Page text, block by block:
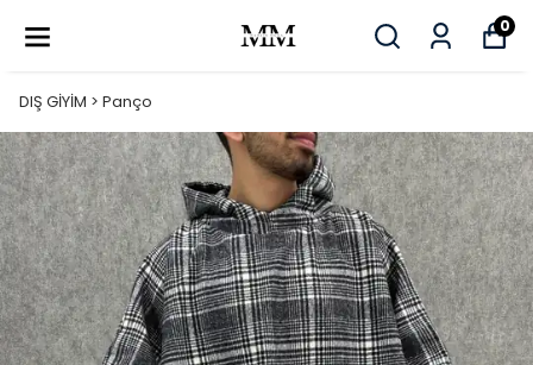
0
DIŞ GİYİM > Panço